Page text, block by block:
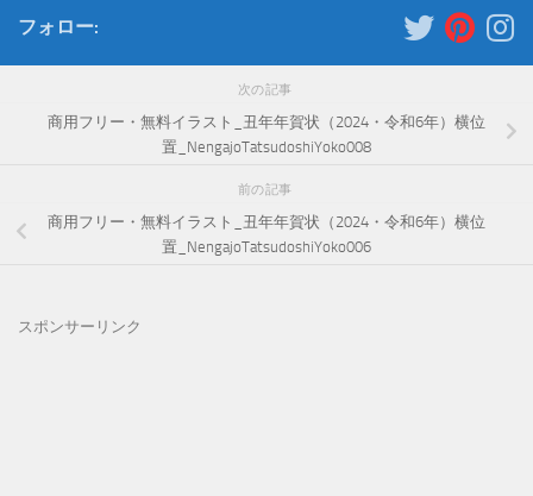
フォロー:
次の記事
商用フリー・無料イラスト_丑年年賀状（2024・令和6年）横位
置_NengajoTatsudoshiYoko008
前の記事
商用フリー・無料イラスト_丑年年賀状（2024・令和6年）横位
置_NengajoTatsudoshiYoko006
スポンサーリンク